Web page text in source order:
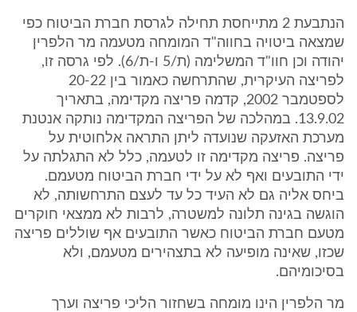
הנתבעת 2 מתייחסת תחילה לגרסת חברת הביטוח כפי
שמצאה ביטויה בחווה"ד המומחה מטעמה מר הלפרין
יהודה וכן חוו"ד המשלימה (ת/5 ו-ת/6). לפי גרסה זו,
לפריצה העיקרית, שהתרחשה כאמור בין 20-22
לספטמבר 2002, קדמה פריצה מקדימה, בתאריך
13.9.02. במהלכה של הפריצה המקדימה נותקה אנטנת
מערכת האזעקה שנועדה ליתן התראה אלחוטית על
פריצה. פריצה מקדימה זו לטעמה, כלל לא התגלתה על
ידי התובעים ואף לא על ידי חברת הביטוח מטעמם.
ביחס אליה גם לא העיד כל עד לעצם התרחשותה, לא
הוגשה בגינה תלונה למשטרה, לרבות לא ממצאי חוקרים
מטעם חברת הביטוח כאשר התובעים אף שוללים פריצה
שכזו, שאינה מופיעה לא בתצהירים מטעמם, ולא
בסיכומיהם.
מר הלפרין הינו מומחה בשחזור הליכי פריצה וערך